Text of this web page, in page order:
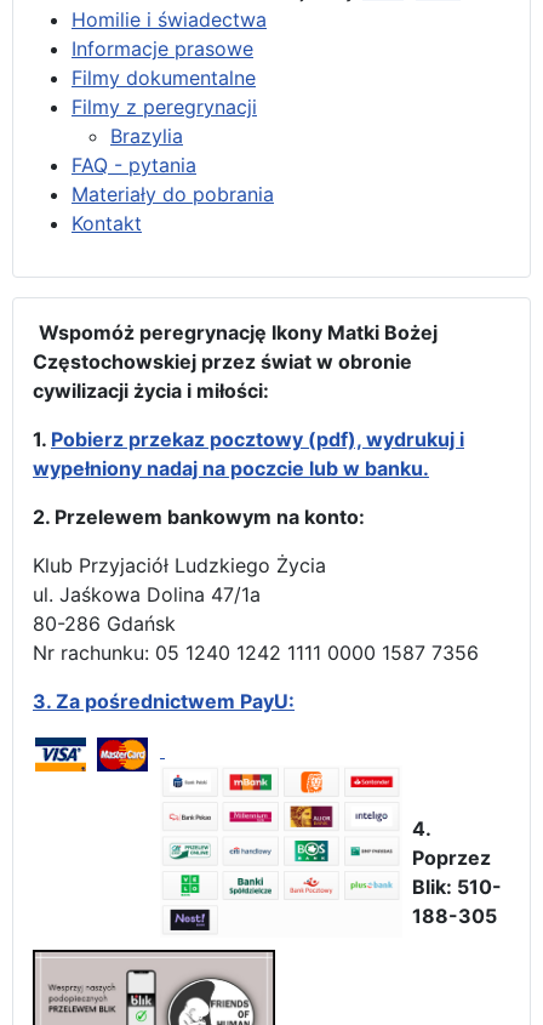
Homilie i świadectwa
Informacje prasowe
Filmy dokumentalne
Filmy z peregrynacji
Brazylia
FAQ - pytania
Materiały do pobrania
Kontakt
Wspomóż peregrynację Ikony Matki Bożej
Częstochowskiej przez świat w obronie
cywilizacji życia i miłości:
1. Pobierz przekaz pocztowy (pdf), wydrukuj i
wypełniony nadaj na poczcie lub w banku.
2. Przelewem bankowym na konto:
Klub Przyjaciół Ludzkiego Życia
ul. Jaśkowa Dolina 47/1a
80-286 Gdańsk
Nr rachunku: 05 1240 1242 1111 0000 1587 7356
3. Za pośrednictwem PayU:
4.
Poprzez
Blik: 510-
188-305